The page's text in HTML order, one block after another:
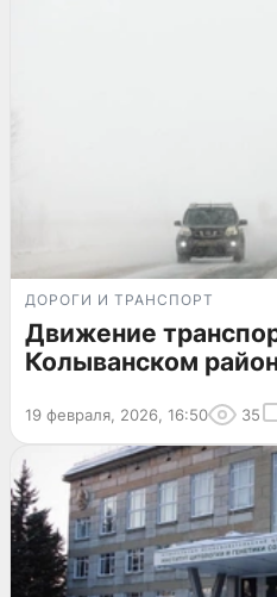
ДОРОГИ И ТРАНСПОРТ
Движение
Колыванском
19 февраля, 2026, 16:50 35